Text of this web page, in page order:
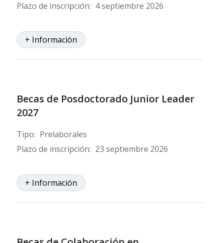
Plazo de inscripción: 4 septiembre 2026
+ Información
Becas de Posdoctorado Junior Leader
2027
Tipo: Prelaborales
Plazo de inscripción: 23 septiembre 2026
+ Información